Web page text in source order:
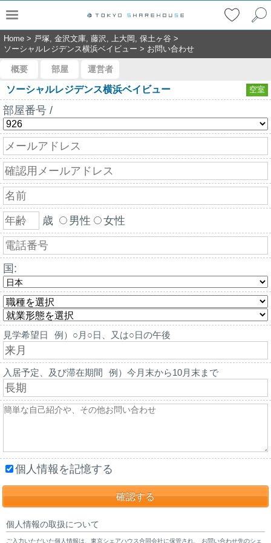
Home > 戸塚, 金沢文庫, 藤沢, 上大岡, 保土ヶ谷 >
ソーシャルレジデンス横浜ベイビュー > お問い合わせ
概要 部屋 運営者
ソーシャルレジデンス横浜ベイビュー 空室
部屋番号 /
歳 男性 女性
国:
見学希望日 例）○月○日、又は○日の午後
入居予定、及び滞在期間 例）今月末から10月末まで
個人情報を記憶する
個人情報の取扱について
ご入力いただいた個人情報は、東京シェアハウス合同会社に保管され、 お問い合わせ先のシェ